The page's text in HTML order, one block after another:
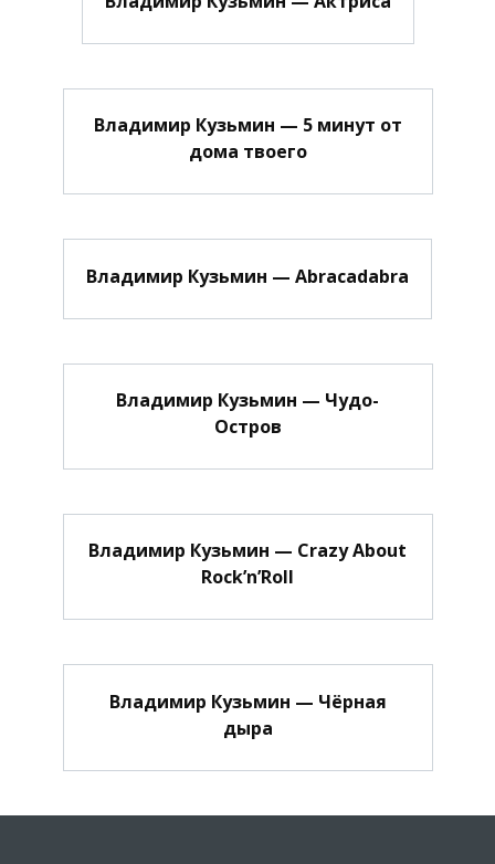
Владимир Кузьмин — 5 минут от
дома твоего
Владимир Кузьмин — Abracadabra
Владимир Кузьмин — Чудо-
Остров
Владимир Кузьмин — Crazy About
Rock’n’Roll
Владимир Кузьмин — Чёрная
дыра